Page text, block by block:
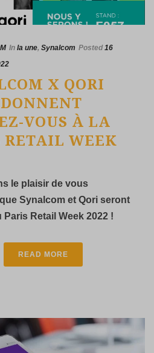
In la une, Synalcom Posted 16
X QORI
VOUS À LA
RETAIL WEEK
le plaisir de vous
Synalcom et Qori seront
Paris Retail Week 2022 !
READ MORE